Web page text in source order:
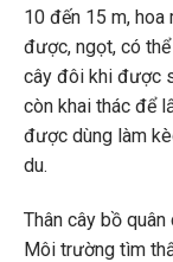
10 đến 15 m, hoa
được, ngọt, có
cây đôi khi được
còn khai thác để
được dùng làm
du.
Thân cây bồ
Môi trường tìm